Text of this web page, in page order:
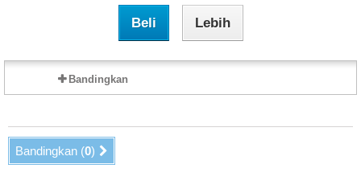
Beli Lebih
Bandingkan
Bandingkan (0)